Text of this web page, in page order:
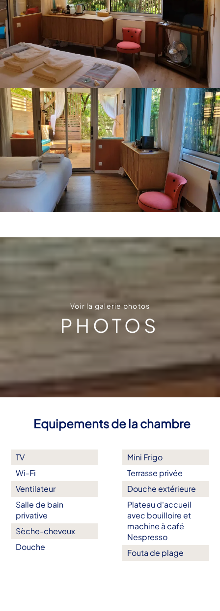
Voir la galerie photos
PHOTOS
Equipements de la chambre
TV
Wi-Fi
Ventilateur
Salle de bain
privative
Sèche-cheveux
Douche
Mini Frigo
Terrasse privée
Douche extérieure
Plateau d'accueil
avec bouilloire et
machine à café
Nespresso
Fouta de plage